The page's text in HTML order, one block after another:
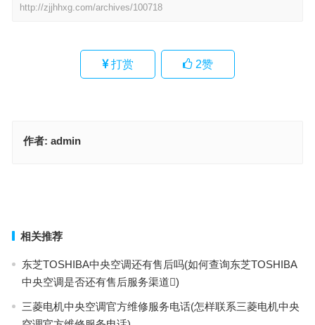
http://zjjhhxg.com/archives/100718
打赏 2赞
作者: admin
相关推荐
东芝TOSHIBA中央空调还有售后吗(如何查询东芝TOSHIBA
中央空调是否还有售后服务渠道)
三菱电机中央空调官方维修服务电话(怎样联系三菱电机中央